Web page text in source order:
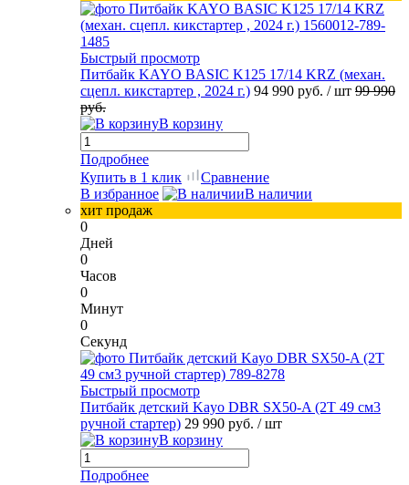
Быстрый просмотр
Питбайк KAYO BASIC K125 17/14 KRZ (механ.
сцепл. кикстартер , 2024 г.) 94 990 руб. / шт 99 990
руб.
В корзину
Подробнее
Купить в 1 клик
Сравнение
В избранное
В наличии
хит продаж
0
Дней
0
Часов
0
Минут
0
Секунд
Быстрый просмотр
Питбайк детский Kayo DBR SX50-A (2T 49 см3
ручной стартер) 29 990 руб. / шт
В корзину
Подробнее